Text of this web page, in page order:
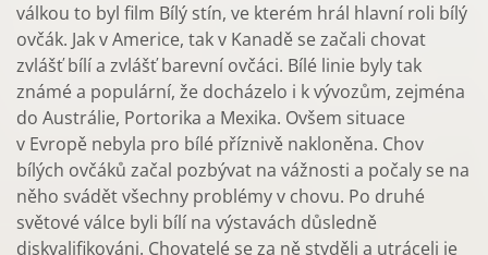
válkou to byl film Bílý stín, ve kterém hrál hlavní roli bílý
ovčák. Jak v Americe, tak v Kanadě se začali chovat
zvlášť bílí a zvlášť barevní ovčáci. Bílé linie byly tak
známé a populární, že docházelo i k vývozům, zejména
do Austrálie, Portorika a Mexika. Ovšem situace
v Evropě nebyla pro bílé příznivě nakloněna. Chov
bílých ovčáků začal pozbývat na vážnosti a počaly se na
něho svádět všechny problémy v chovu. Po druhé
světové válce byli bílí na výstavách důsledně
diskvalifikováni. Chovatelé se za ně styděli a utráceli je